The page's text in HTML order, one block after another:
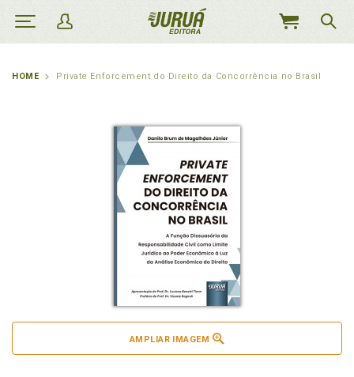
MEU
HOME Private Enforcement do Direito da Concorrência no Brasil
AMPLIAR IMAGEM